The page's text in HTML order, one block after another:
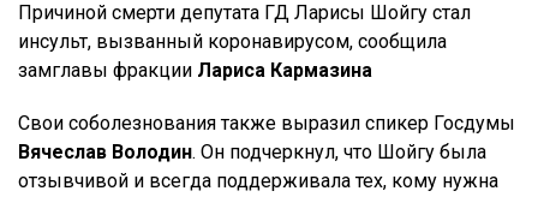
Причиной смерти депутата ГД Ларисы Шойгу стал
инсульт, вызванный коронавирусом, сообщила
замглавы фракции Лариса Кармазина
Свои соболезнования также выразил спикер Госдумы
Вячеслав Володин. Он подчеркнул, что Шойгу была
отзывчивой и всегда поддерживала тех, кому нужна